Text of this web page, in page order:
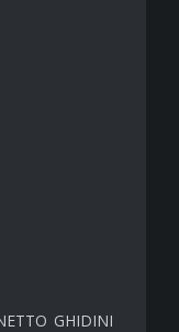
GHIDINI